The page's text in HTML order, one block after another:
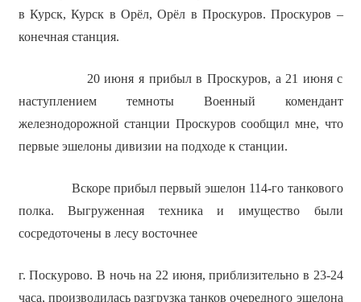
в Курск, Курск в Орёл, Орёл в Проскуров. Проскуров –
конечная станция.
20 июня я прибыл в Проскуров, а 21 июня с
наступлением темноты Военный комендант
железнодорожной станции Проскуров сообщил мне, что
первые эшелоны дивизии на подходе к станции.
Вскоре прибыл первый эшелон 114-го танкового
полка. Выгруженная техника и имущество были
сосредоточены в лесу восточнее
г. Поскурово. В ночь на 22 июня, приблизительно в 23-24
часа, производилась разгрузка танков очередного эшелона